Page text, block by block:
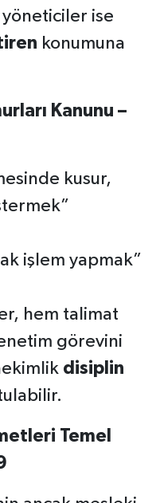
ise
konumuna
Kanunu –
kusur,
işlem yapmak”
hem talimat
görevini
disiplin
Temel